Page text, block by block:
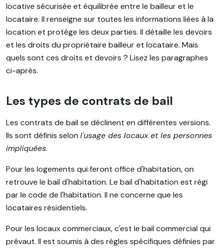
locative sécurisée et équilibrée entre le bailleur et le
locataire. Il renseigne sur toutes les informations liées à la
location et protège les deux parties. Il détaille les devoirs
et les droits du propriétaire bailleur et locataire. Mais
quels sont ces droits et devoirs ? Lisez les paragraphes
ci-après.
Les types de contrats de bail
Les contrats de bail se déclinent en différentes versions.
Ils sont définis selon l'usage des locaux et les personnes
impliquées.
Pour les logements qui feront office d'habitation, on
retrouve le bail d'habitation. Le bail d'habitation est régi
par le code de l'habitation. Il ne concerne que les
locataires résidentiels.
Pour les locaux commerciaux, c'est le bail commercial qui
prévaut. Il est soumis à des règles spécifiques définies par